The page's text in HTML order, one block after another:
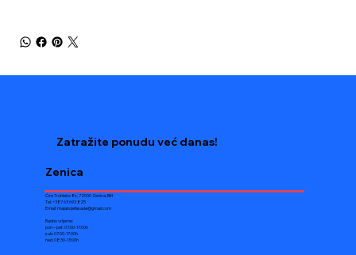
Zatražite ponudu već danas!
Ćire Truhleke 8c, 72000 Zenica, BiH
Tel: +387 63 693 825
Email:majabojefasade@gmail.com
Radno vrijeme:
pon – pet: 07:00-17:00h
sub: 07:00-17:00h
ned: 08:30-13:00h
Zenica